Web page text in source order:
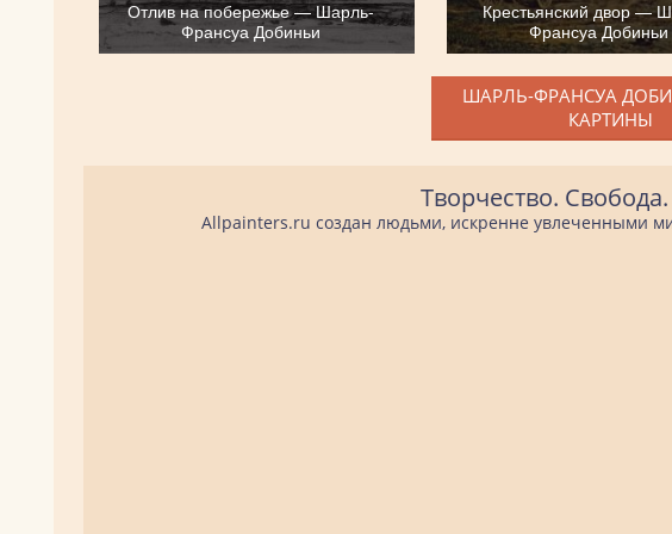
Отлив на побережье — Шарль-
Франсуа Добиньи
Крестьянский двор —
Франсуа Добиньи
ШАРЛЬ-ФРАНСУА
КАРТИНЫ
Творчество.
Allpainters.ru создан людьми, искренне увлеченными